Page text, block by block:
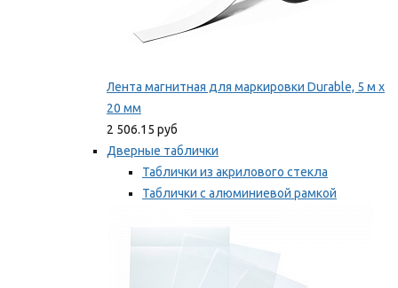
Лента магнитная для маркировки Durable, 5 м х
20 мм
2 506.15 руб
Дверные таблички
Таблички из акрилового стекла
Таблички с алюминиевой рамкой